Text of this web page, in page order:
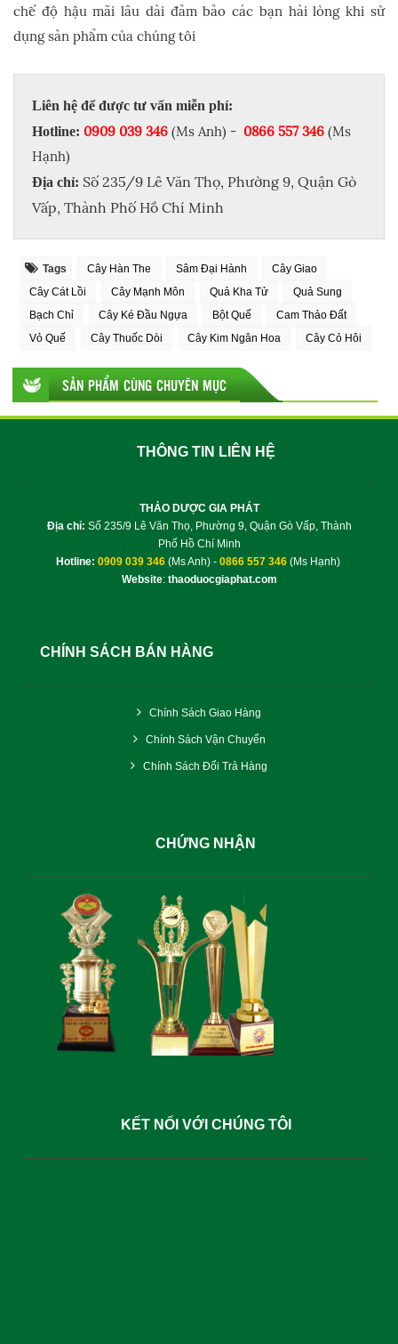
chế độ hậu mãi lâu dài đảm bảo các bạn hài lòng khi sử
dụng sản phẩm của chúng tôi
Liên hệ để được tư vấn miễn phí:
Hotline: 0909 039 346 (Ms Anh) - 0866 557 346 (Ms
Hạnh)
Địa chỉ: Số 235/9 Lê Văn Thọ, Phường 9, Quận Gò
Vấp, Thành Phố Hồ Chí Minh
Tags Cây Hàn The Sâm Đại Hành
Cây Giao
Cây Cát Lồi
Cây Mạnh Môn Quả Kha Tử
Quả Sung
Bạch Chỉ
Cây Ké Đầu Ngựa Bột Quế
Cam Thảo Đất
Vỏ Quế
Cây Thuốc Dòi Cây Kim Ngân Hoa Cây Cỏ Hôi
SẢN PHẨM CÙNG CHUYÊN MỤC
THÔNG TIN LIÊN HỆ
THẢO DƯỢC GIA PHÁT
Địa chỉ: Số 235/9 Lê Văn Thọ, Phường 9, Quận Gò Vấp, Thành
Phố Hồ Chí Minh
Hotline: 0909 039 346 (Ms Anh) - 0866 557 346(Ms Hạnh)
Website: thaoduocgiaphat.com
CHÍNH SÁCH BÁN HÀNG
Chính Sách Giao Hàng
Chính Sách Vận Chuyển
Chính Sách Đổi Trả Hàng
CHỨNG NHẬN
KẾT NỐI VỚI CHÚNG TÔI